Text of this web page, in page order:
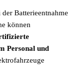
Batterieentnahme
können
Personal und